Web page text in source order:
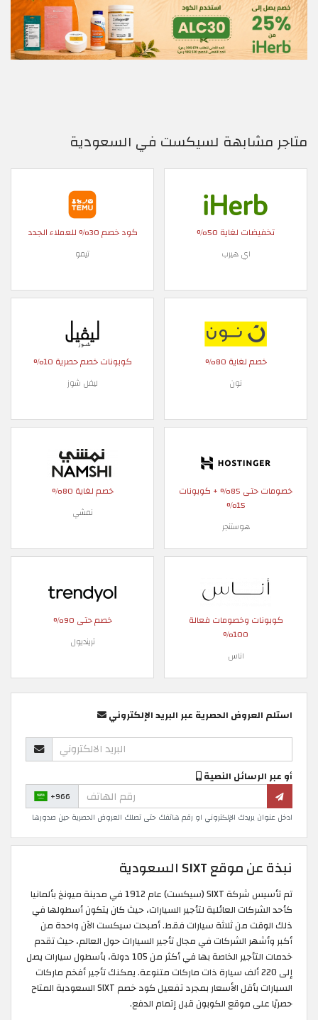
متاجر مشابهة لسيكست في السعودية
تخفيضات لغاية 50%
اي هيرب
كود خصم 30% للعملاء الجدد
تيمو
خصم لغاية 80%
نون
كوبونات خصم حصرية 10%
ليفل شوز
خصومات حتى 85% + كوبونات
15%
هوستنجر
خصم لغاية 80%
نمشي
كوبونات وخصومات فعالة
100%
اناس
خصم حتى 90%
ترينديول
استلم العروض الحصرية عبر البريد الإلكتروني
أو عبر الرسائل النصية
+966
ادخل عنوان بريدك الإلكتروني او رقم هاتفك حتى تصلك العروض الحصرية حين صدورها
نبذة عن موقع SIXT السعودية
تم تأسيس شركة SIXT (سيكست) عام 1912 في مدينة ميونخ بألمانيا
كأحد الشركات العائلية لتأجير السيارات، حيث كان يتكون أسطولها في
ذلك الوقت من ثلاثة سيارات فقط. أصبحت سيكست الآن واحدة من
أكبر وأشهر الشركات في مجال تأجير السيارات حول العالم، حيث تقدم
خدمات التأجير الخاصة بها في أكثر من 105 دولة، بأسطول سيارات يصل
إلى 220 ألف سيارة ذات ماركات متنوعة. يمكنك تأجير أفخم ماركات
السيارات بأقل الأسعار بمجرد تفعيل كود خصم SIXT السعودية المتاح
حصريًا على موقع الكوبون قبل إتمام الدفع.